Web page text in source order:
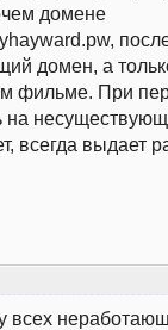
домене
домен, а
фильме. При
на
всегда выдает
всех